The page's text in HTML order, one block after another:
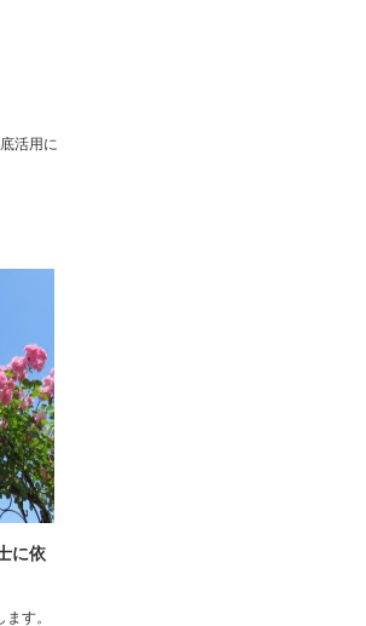
活用に
に依
す。